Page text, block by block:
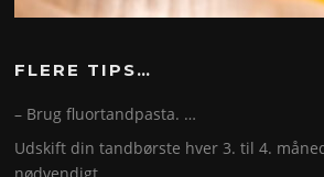
FLERE TIPS…
– Brug fluortandpasta. …
Udskift din tandbørste hver 3. til 4.